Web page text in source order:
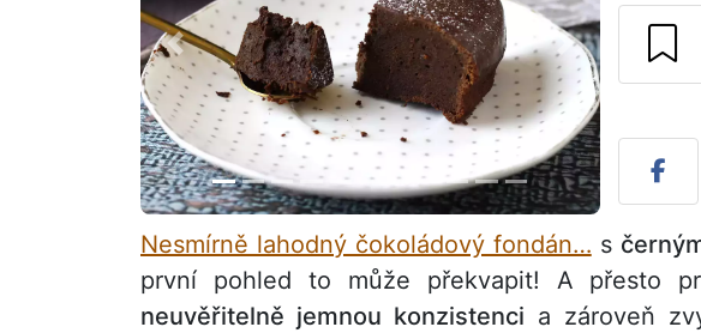
Předchozí Další
Nesmírně lahodný čokoládový fondán… s
první pohled to může překvapit! A přesto
neuvěřitelně jemnou konzistenci a zároveň